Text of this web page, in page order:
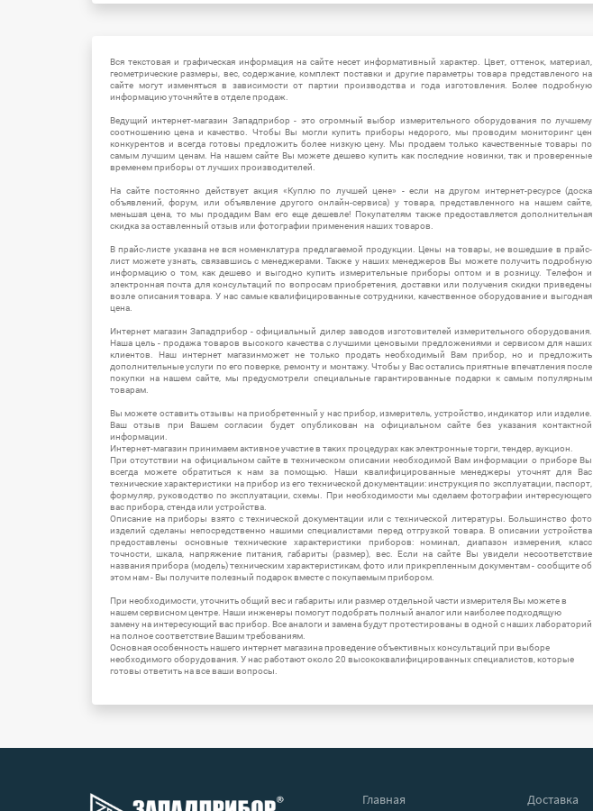
Вся текстовая и графическая информация на сайте несет информативный характер. Цвет, оттенок, материал,
геометрические размеры, вес, содержание, комплект поставки и другие параметры товара представленого на
сайте могут изменяться в зависимости от партии производства и года изготовления. Более подробную
информацию уточняйте в отделе продаж.
Ведущий интернет-магазин Западприбор - это огромный выбор измерительного оборудования по лучшему
соотношению цена и качество. Чтобы Вы могли купить приборы недорого, мы проводим мониторинг цен
конкурентов и всегда готовы предложить более низкую цену. Мы продаем только качественные товары по
самым лучшим ценам. На нашем сайте Вы можете дешево купить как последние новинки, так и проверенные
временем приборы от лучших производителей.
На сайте постоянно действует акция «Куплю по лучшей цене» - если на другом интернет-ресурсе (доска
объявлений, форум, или объявление другого онлайн-сервиса) у товара, представленного на нашем сайте,
меньшая цена, то мы продадим Вам его еще дешевле! Покупателям также предоставляется дополнительная
скидка за оставленный отзыв или фотографии применения наших товаров.
В прайс-листе указана не вся номенклатура предлагаемой продукции. Цены на товары, не вошедшие в прайс-
лист можете узнать, связавшись с менеджерами. Также у наших менеджеров Вы можете получить подробную
информацию о том, как дешево и выгодно купить измерительные приборы оптом и в розницу. Телефон и
электронная почта для консультаций по вопросам приобретения, доставки или получения скидки приведены
возле описания товара. У нас самые квалифицированные сотрудники, качественное оборудование и выгодная
цена.
Интернет магазин Западприбор - официальный дилер заводов изготовителей измерительного оборудования.
Наша цель - продажа товаров высокого качества с лучшими ценовыми предложениями и сервисом для наших
клиентов. Наш интернет магазинможет не только продать необходимый Вам прибор, но и предложить
дополнительные услуги по его поверке, ремонту и монтажу. Чтобы у Вас остались приятные впечатления после
покупки на нашем сайте, мы предусмотрели специальные гарантированные подарки к самым популярным
товарам.
Вы можете оставить отзывы на приобретенный у нас прибор, измеритель, устройство, индикатор или изделие.
Ваш отзыв при Вашем согласии будет опубликован на официальном сайте без указания контактной
информации.
Интернет-магазин принимаем активное участие в таких процедурах как электронные торги, тендер, аукцион.
При отсутствии на официальном сайте в техническом описании необходимой Вам информации о приборе Вы
всегда можете обратиться к нам за помощью. Наши квалифицированные менеджеры уточнят для Вас
технические характеристики на прибор из его технической документации: инструкция по эксплуатации, паспорт,
формуляр, руководство по эксплуатации, схемы. При необходимости мы сделаем фотографии интересующего
вас прибора, стенда или устройства.
Описание на приборы взято с технической документации или с технической литературы. Большинство фото
изделий сделаны непосредственно нашими специалистами перед отгрузкой товара. В описании устройства
предоставлены основные технические характеристики приборов: номинал, диапазон измерения, класс
точности, шкала, напряжение питания, габариты (размер), вес. Если на сайте Вы увидели несоответствие
названия прибора (модель) техническим характеристикам, фото или прикрепленным документам - сообщите об
этом нам - Вы получите полезный подарок вместе с покупаемым прибором.
При необходимости, уточнить общий вес и габариты или размер отдельной части измерителя Вы можете в
нашем сервисном центре. Наши инженеры помогут подобрать полный аналог или наиболее подходящую
замену на интересующий вас прибор. Все аналоги и замена будут протестированы в одной с наших лабораторий
на полное соответствие Вашим требованиям.
Основная особенность нашего интернет магазина проведение объективных консультаций при выборе
необходимого оборудования. У нас работают около 20 высококвалифицированных специалистов, которые
готовы ответить на все ваши вопросы.
Главная Доставка